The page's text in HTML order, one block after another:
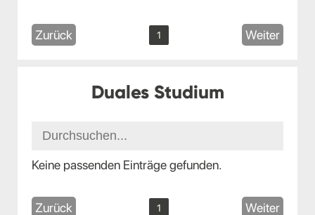
Zurück 1 Weiter
Duales Studium
Keine passenden Einträge gefunden.
Zurück 1 Weiter